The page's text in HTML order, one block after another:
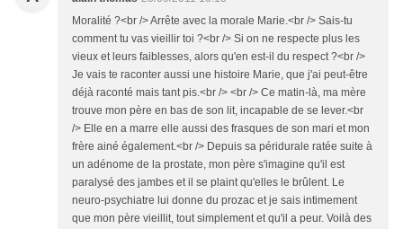
Moralité ?<br /> Arrête avec la morale Marie.<br /> Sais-tu
comment tu vas vieillir toi ?<br /> Si on ne respecte plus les
vieux et leurs faiblesses, alors qu'en est-il du respect ?<br />
Je vais te raconter aussi une histoire Marie, que j'ai peut-être
déjà raconté mais tant pis.<br /> <br /> Ce matin-là, ma mère
trouve mon père en bas de son lit, incapable de se lever.<br
/> Elle en a marre elle aussi des frasques de son mari et mon
frère ainé également.<br /> Depuis sa péridurale ratée suite à
un adénome de la prostate, mon père s'imagine qu'il est
paralysé des jambes et il se plaint qu'elles le brûlent. Le
neuro-psychiatre lui donne du prozac et je sais intimement
que mon père vieillit, tout simplement et qu'il a peur. Voilà des